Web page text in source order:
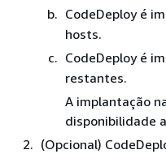
CodeDeploy é
hosts.
CodeDeploy é
restantes.
A implantação
disponibilidade
(Opcional)